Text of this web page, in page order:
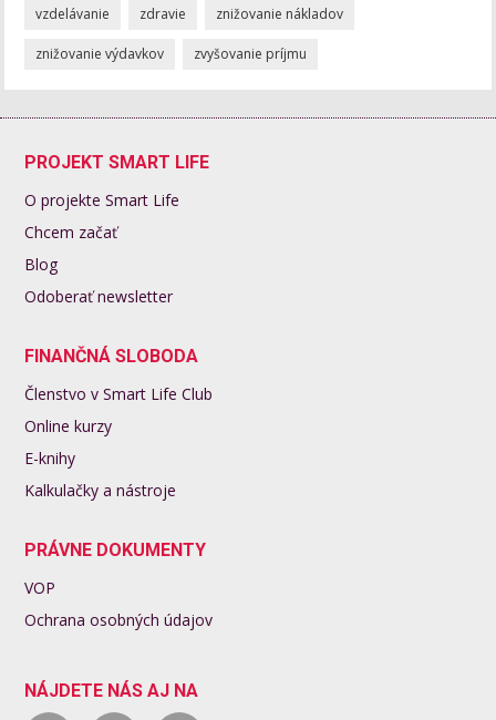
vzdelávanie zdravie znižovanie nákladov
znižovanie výdavkov zvyšovanie príjmu
PROJEKT SMART LIFE
O projekte Smart Life
Chcem začať
Blog
Odoberať newsletter
FINANČNÁ SLOBODA
Členstvo v Smart Life Club
Online kurzy
E-knihy
Kalkulačky a nástroje
PRÁVNE DOKUMENTY
VOP
Ochrana osobných údajov
NÁJDETE NÁS AJ NA